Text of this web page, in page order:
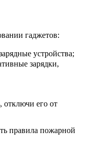
гаджетов:
устройства;
зарядки,
отключи его от
правила пожарной